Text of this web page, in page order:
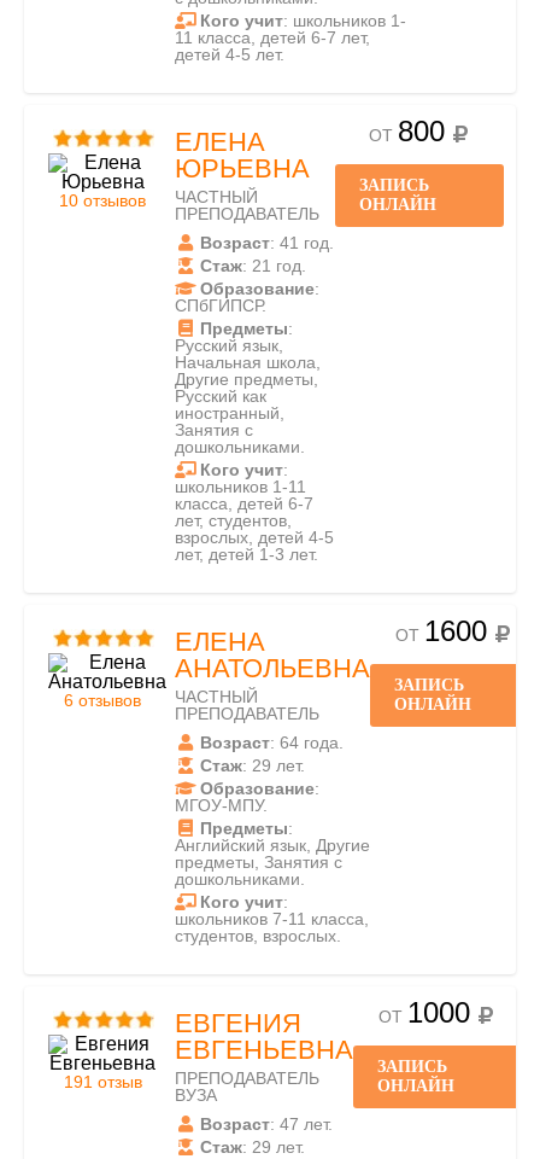
Кого учит: школьников 1-
11 класса, детей 6-7 лет,
детей 4-5 лет.
10 отзывов
ЕЛЕНА
ЮРЬЕВНА
ЧАСТНЫЙ
ПРЕПОДАВАТЕЛЬ
Возраст: 41 год.
Стаж: 21 год.
Образование:
СПбГИПСР.
Предметы:
Русский язык,
Начальная школа,
Другие предметы,
Русский как
иностранный,
Занятия с
дошкольниками.
Кого учит:
школьников 1-11
класса, детей 6-7
лет, студентов,
взрослых, детей 4-5
лет, детей 1-3 лет.
ОТ 800
ЗАПИСЬ
ОНЛАЙН
6 отзывов
ЕЛЕНА
АНАТОЛЬЕВНА
ЧАСТНЫЙ
ПРЕПОДАВАТЕЛЬ
Возраст: 64 года.
Стаж: 29 лет.
Образование:
МГОУ-МПУ.
Предметы:
Английский язык, Другие
предметы, Занятия с
дошкольниками.
Кого учит:
школьников 7-11 класса,
студентов, взрослых.
ОТ 1600
ЗАПИСЬ
ОНЛАЙН
191 отзыв
ЕВГЕНИЯ
ЕВГЕНЬЕВНА
ПРЕПОДАВАТЕЛЬ
ВУЗА
Возраст: 47 лет.
Стаж: 29 лет.
ОТ 1000
ЗАПИСЬ
ОНЛАЙН